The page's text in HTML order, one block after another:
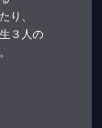
り、
３人の